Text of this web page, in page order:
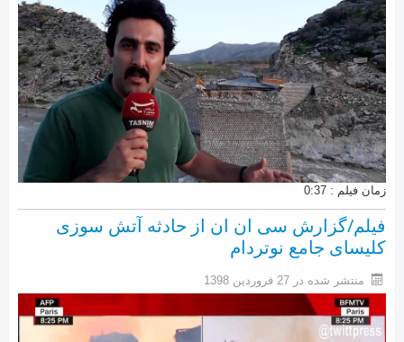
زمان فیلم : 0:37
فیلم/گزارش سی ان ان از حادثه آتش سوزی
کلیسای جامع نوتردام
منتشر شده در 27 فروردين 1398